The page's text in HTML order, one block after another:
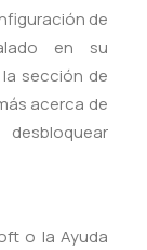
de
en su
sección de
acerca de
o la Ayuda